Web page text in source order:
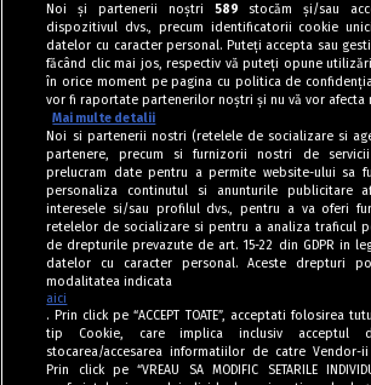
Noi și partenerii noștri 589 stocăm și/sau
dispozitivul dvs., precum identificatorii cookie
datelor cu caracter personal. Puteți accepta sau
făcând clic mai jos, respectiv vă puteți opune
în orice moment pe pagina cu politica de
vor fi raportate partenerilor noștri și nu vă vor afecta
Mai multe detalii
Noi si partenerii nostri (retelele de socializare si
partenere, precum si furnizorii nostri de
prelucram date pentru a permite website-ului sa
personaliza continutul si anunturile publicitare
interesele si/sau profilul dvs., pentru a va oferi
retelelor de socializare si pentru a analiza traficul
de drepturile prevazute de art. 15-22 din GDPR in
datelor cu caracter personal. Aceste drepturi
modalitatea indicata
aici
. Prin click pe “ACCEPT TOATE”, acceptati folosirea
tip Cookie, care implica inclusiv acceptul
stocarea/accesarea informatiilor de catre Vendor-
Prin click pe “VREAU SA MODIFIC SETARILE